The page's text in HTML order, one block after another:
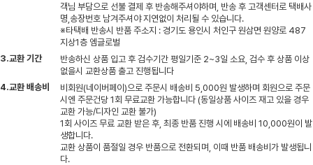
객님 부담으로 선불 결제 후 반송해주셔야하며, 반송 후 고객센터로 택배사
명,송장번호 남겨주셔야 지연없이 처리될 수 있습니다.
※타택배 반송시 반품 주소지 : 경기도 용인시 처인구 원삼면 원양로 487
지상1층 엠글로벌
3.교환 기간
반송하신 상품 입고 후 검수기간 평일기준 2~3일 소요, 검수 후 상품 이상
없을시 교환상품 출고 진행됩니다
4.교환 배송비
비회원(네이버페이)으로 주문시 배송비 5,000원 발생하며 회원으로 주문
시엔 주문건당 1회 무료교환 가능합니다 (동일상품 사이즈 재고 있을 경우
교환 가능/디자인 교환 불가)
1회 사이즈 무료 교환 받은 후, 최종 반품 진행 시에 배송비 10,000원이 발
생합니다.
교환 상품이 품절일 경우 반품으로 전환되며, 이때 반품 배송비가 발생됩니
다.